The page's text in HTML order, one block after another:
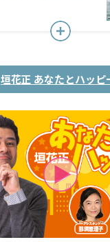
垣花正 あなたとハッピ